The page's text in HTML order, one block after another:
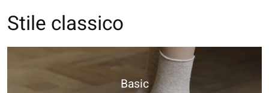
Stile classico
Basic